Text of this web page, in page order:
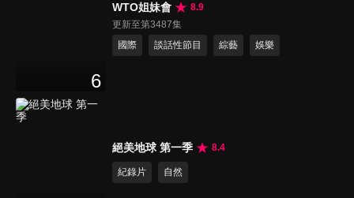
6
WTO姐妹會
8.9
更新至第3487集
國際
談話性節目 綜藝 娛樂
絕美地球 第一季 8.4
紀錄片 自然